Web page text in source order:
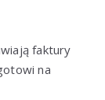
faktury
na